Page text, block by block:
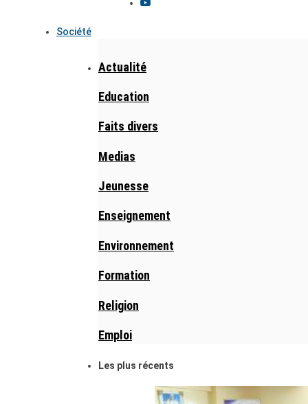
Société
Actualité
Education
Faits divers
Medias
Jeunesse
Enseignement
Environnement
Formation
Religion
Emploi
Les plus récents